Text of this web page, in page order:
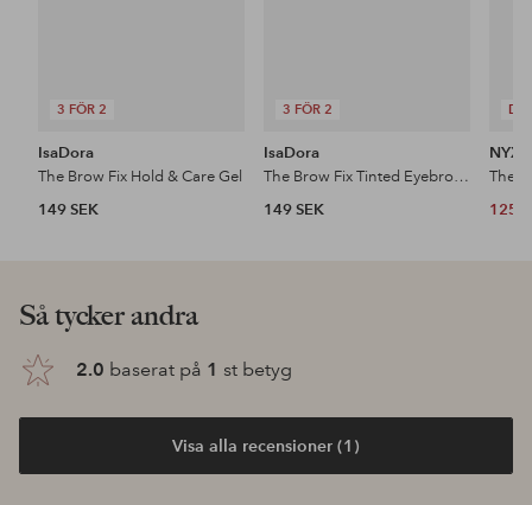
3 FÖR 2
IsaDora
The Brow Fix Hold & Care Gel
149 SEK
3 FÖR 2
IsaDora
The Brow Fix Tinted Eyebrow Gel
149 SEK
NYX
The
125
Så tycker andra
2.0 baserat på 1 st betyg
Visa alla recensioner (1)